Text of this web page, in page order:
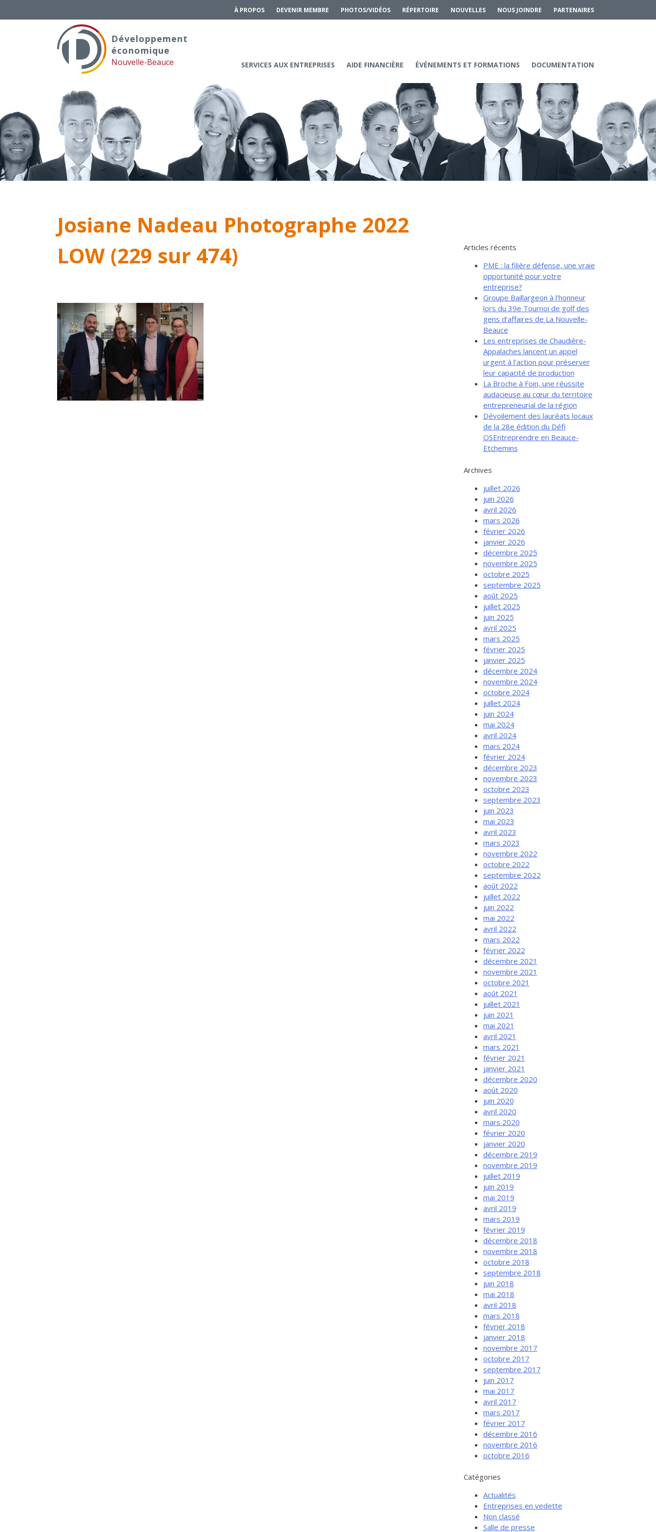
Services aux entreprises
Innovation / Productivité
Investir en Nouvelle-Beauce
Services-conseils – démarrage
À PROPOS DEVENIR MEMBRE PHOTOS/VIDÉOS RÉPERTOIRE NOUVELLES NOUS JOINDRE PARTENAIRES
Développement
économique
Nouvelle-Beauce SERVICES AUX ENTREPRISES AIDE FINANCIÈRE ÉVÉNEMENTS ET FORMATIONS DOCUMENTATION
Josiane Nadeau Photographe 2022
LOW (229 sur 474)
Articles récents
PME : la filière défense, une vraie
opportunité pour votre
entreprise?
Groupe Baillargeon à l’honneur
lors du 39e Tournoi de golf des
gens d’affaires de La Nouvelle-
Beauce
Les entreprises de Chaudière-
Appalaches lancent un appel
urgent à l’action pour préserver
leur capacité de production
La Broche à Foin, une réussite
audacieuse au cœur du territoire
entrepreneurial de la région
Dévoilement des lauréats locaux
de la 28e édition du Défi
OSEntreprendre en Beauce-
Etchemins
Archives
juillet 2026
juin 2026
avril 2026
mars 2026
février 2026
janvier 2026
décembre 2025
novembre 2025
octobre 2025
septembre 2025
août 2025
juillet 2025
juin 2025
avril 2025
mars 2025
février 2025
janvier 2025
décembre 2024
novembre 2024
octobre 2024
juillet 2024
juin 2024
mai 2024
avril 2024
mars 2024
février 2024
décembre 2023
novembre 2023
octobre 2023
septembre 2023
juin 2023
mai 2023
avril 2023
mars 2023
novembre 2022
octobre 2022
septembre 2022
août 2022
juillet 2022
juin 2022
mai 2022
avril 2022
mars 2022
février 2022
décembre 2021
novembre 2021
octobre 2021
août 2021
juillet 2021
juin 2021
mai 2021
avril 2021
mars 2021
février 2021
janvier 2021
décembre 2020
août 2020
juin 2020
avril 2020
mars 2020
février 2020
janvier 2020
décembre 2019
novembre 2019
juillet 2019
juin 2019
mai 2019
avril 2019
mars 2019
février 2019
décembre 2018
novembre 2018
octobre 2018
septembre 2018
juin 2018
mai 2018
avril 2018
mars 2018
février 2018
janvier 2018
novembre 2017
octobre 2017
septembre 2017
juin 2017
mai 2017
avril 2017
mars 2017
février 2017
décembre 2016
novembre 2016
octobre 2016
Catégories
Actualités
Entreprises en vedette
Non classé
Salle de presse